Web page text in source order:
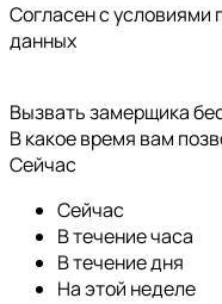
Cогласен с условиями
данных
Вызвать замерщика
В какое время вам
Сейчас
Сейчас
В течение часа
В течение дня
На этой неделе